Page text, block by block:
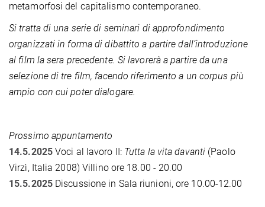
metamorfosi del capitalismo contemporaneo.
Si tratta di una serie di seminari di approfondimento
organizzati in forma di dibattito a partire dall’introduzione
al film la sera precedente. Si lavorerà a partire da una
selezione di tre film, facendo riferimento a un corpus più
ampio con cui poter dialogare.
Prossimo appuntamento
14.5.2025Voci al lavoro II: Tutta la vita davanti (Paolo
Virzì, Italia 2008) Villino ore 18.00 - 20.00
15.5.2025Discussione in Sala riunioni, ore 10.00-12.00